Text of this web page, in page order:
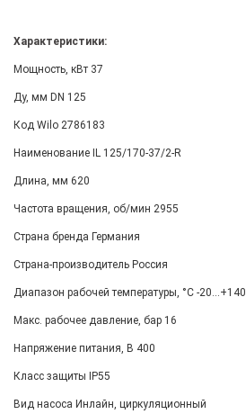
Характеристики:
Мощность, кВт 37
Ду, мм DN 125
Код Wilo 2786183
Наименование IL 125/170-37/2-R
Длина, мм 620
Частота вращения, об/мин 2955
Страна бренда Германия
Страна-производитель Россия
Диапазон рабочей температуры, °С -20...+140
Макс. рабочее давление, бар 16
Напряжение питания, В 400
Класс защиты IP55
Вид насоса Инлайн, циркуляционный